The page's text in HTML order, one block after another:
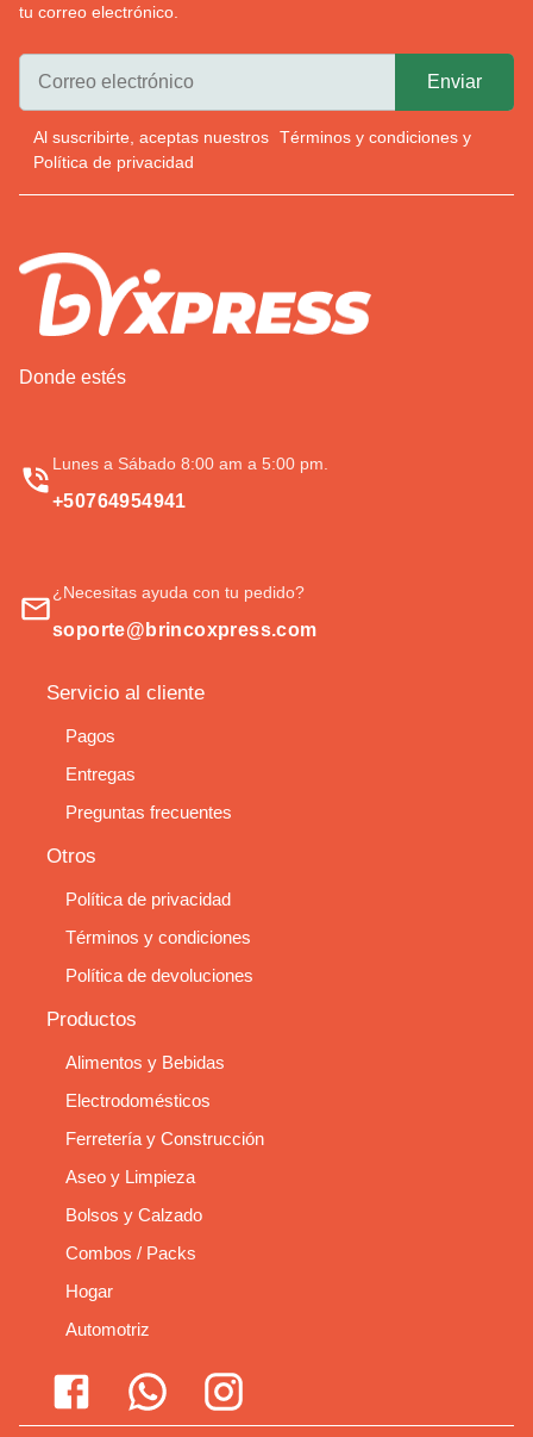
tu correo electrónico.
Al suscribirte, aceptas nuestros Términos y condiciones y
Política de privacidad
Donde estés
Lunes a Sábado 8:00 am a 5:00 pm.
+50764954941
¿Necesitas ayuda con tu pedido?
soporte@brincoxpress.com
Servicio al cliente
Pagos
Entregas
Preguntas frecuentes
Otros
Política de privacidad
Términos y condiciones
Política de devoluciones
Productos
Alimentos y Bebidas
Electrodomésticos
Ferretería y Construcción
Aseo y Limpieza
Bolsos y Calzado
Combos / Packs
Hogar
Automotriz